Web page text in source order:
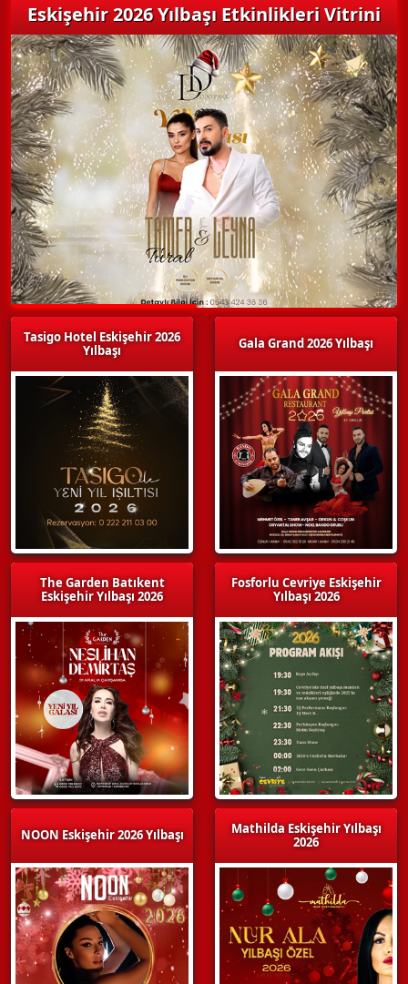
Eskişehir 2026 Yılbaşı Etkinlikleri Vitrini
Tasigo Hotel Eskişehir 2026
Yılbaşı
The Garden Batıkent
Eskişehir Yılbaşı 2026
NOON Eskişehir 2026 Yılbaşı
Gala Grand 2026 Yılbaşı
Fosforlu Cevriye Eskişehir
Yılbaşı 2026
Mathilda Eskişehir Yılbaşı
2026